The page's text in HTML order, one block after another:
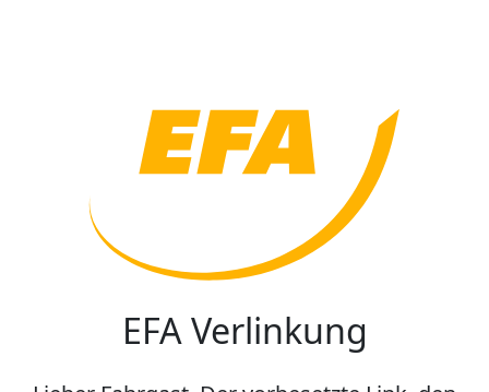
EFA Verlinkung